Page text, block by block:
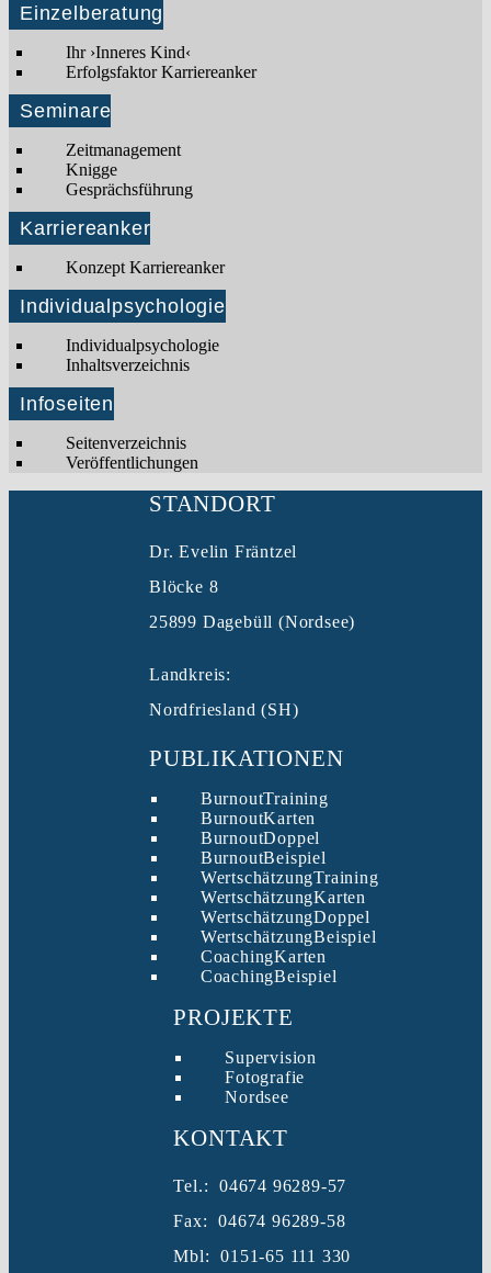
Einzelberatung
Ihr ›Inneres Kind‹
Erfolgsfaktor Karriereanker
Seminare
Zeitmanagement
Knigge
Gesprächsführung
Karriereanker
Konzept Karriereanker
Individualpsychologie
Individualpsychologie
Inhaltsverzeichnis
Infoseiten
Seitenverzeichnis
Veröffentlichungen
STANDORT
Dr. Evelin Fräntzel
Blöcke 8
25899 Dagebüll (Nordsee)
Landkreis:
Nordfriesland (SH)
PUBLIKATIONEN
BurnoutTraining
BurnoutKarten
BurnoutDoppel
BurnoutBeispiel
WertschätzungTraining
WertschätzungKarten
WertschätzungDoppel
WertschätzungBeispiel
CoachingKarten
CoachingBeispiel
PROJEKTE
Supervision
Fotografie
Nordsee
KONTAKT
Tel.: 04674 96289-57
Fax: 04674 96289-58
Mbl: 0151-65 111 330